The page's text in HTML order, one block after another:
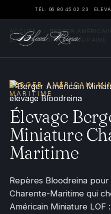
TÉL. 06 80 45 02 23
ACCUEIL BERGER
LOCALISATIONS
› AQUITAINE
BERGER AMÉRICAIN
MARITIME
Élevage
Miniature
Maritime
Repères Bloodreina
Charente-Maritime qui
Américain Miniature